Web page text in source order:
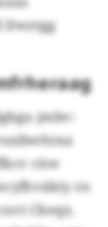
jmbv:
cüw
rn
Ckeqx.